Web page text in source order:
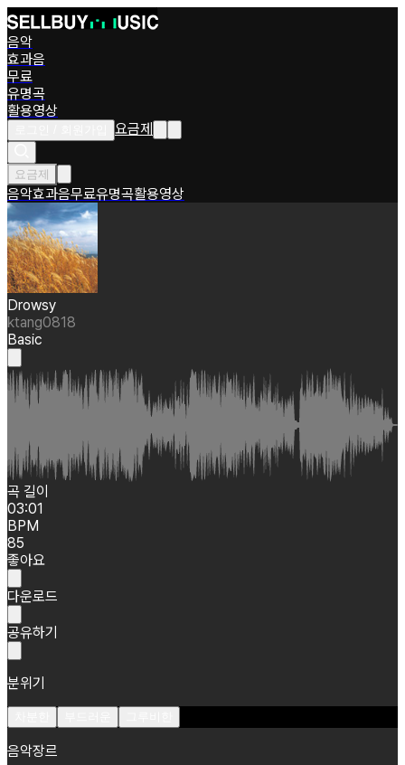
음악
효과음
무료
유명곡
활용영상
요금제
요금제
음악효과음무료유명곡활용영상
Drowsy
ktang0818
Basic
곡 길이
03:01
BPM
85
좋아요
다운로드
공유하기
분위기
음악장르